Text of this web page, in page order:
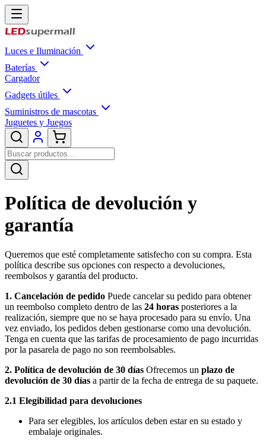
Luces e Iluminación
Baterías
Cargador
Gadgets útiles
Suministros de mascotas
Juguetes y Juegos
Política de devolución y
garantía
Queremos que esté completamente satisfecho con su compra. Esta
política describe sus opciones con respecto a devoluciones,
reembolsos y garantía del producto.
1. Cancelación de pedido Puede cancelar su pedido para obtener
un reembolso completo dentro de las 24 horas posteriores a la
realización, siempre que no se haya procesado para su envío. Una
vez enviado, los pedidos deben gestionarse como una devolución.
Tenga en cuenta que las tarifas de procesamiento de pago incurridas
por la pasarela de pago no son reembolsables.
2. Política de devolución de 30 días Ofrecemos un plazo de
devolución de 30 días a partir de la fecha de entrega de su paquete.
2.1 Elegibilidad para devoluciones
Para ser elegibles, los artículos deben estar en su estado y
embalaje originales.